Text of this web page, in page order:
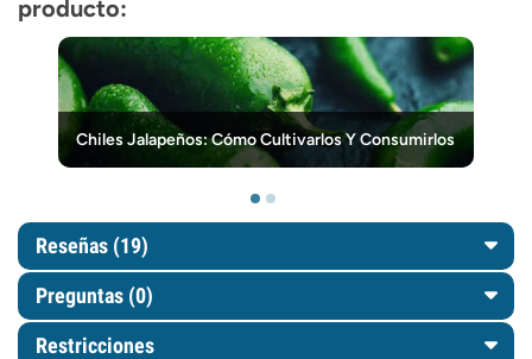
producto:
Chiles Jalapeños: Cómo Cultivarlos Y Consumirlos
Reseñas (19)
Preguntas (0)
Restricciones